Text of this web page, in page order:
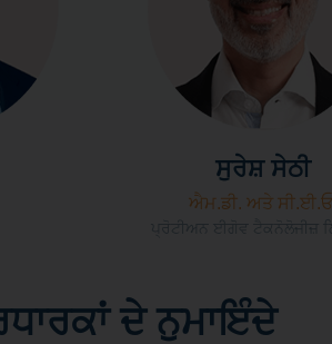
ਸੁਰੇਸ਼ ਸੇਠੀ
ਐਮ.ਡੀ. ਅਤੇ
ਦੇ ਨੁਮਾਇੰਦੇ